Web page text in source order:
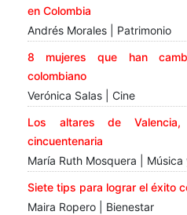
en Colombia
Andrés Morales | Patrimonio
8 mujeres que han
colombiano
Verónica Salas | Cine
Los altares de
cincuentenaria
María Ruth Mosquera |
Siete tips para lograr el éxito
Maira Ropero | Bienestar